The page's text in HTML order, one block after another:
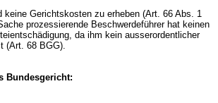
keine Gerichtskosten zu erheben (Art. 66 Abs. 1
prozessierende Beschwerdeführer hat keinen
da ihm kein ausserordentlicher
(Art. 68 BGG).
Bundesgericht: